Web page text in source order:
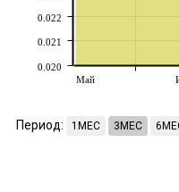
Май
0.020
0.021
0.022
Период: 1МЕС 3МЕС